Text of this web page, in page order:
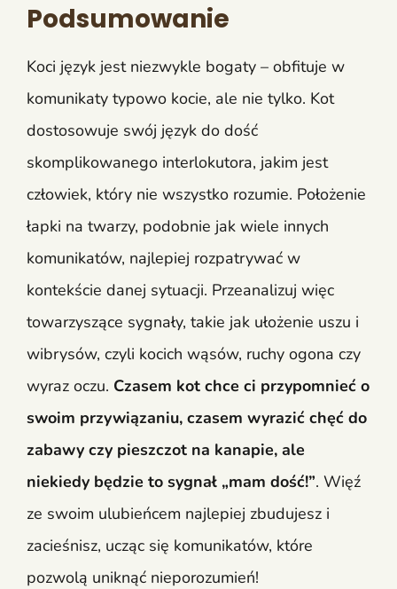
Podsumowanie
Koci język jest niezwykle bogaty – obfituje w
komunikaty typowo kocie, ale nie tylko. Kot
dostosowuje swój język do dość
skomplikowanego interlokutora, jakim jest
człowiek, który nie wszystko rozumie. Położenie
łapki na twarzy, podobnie jak wiele innych
komunikatów, najlepiej rozpatrywać w
kontekście danej sytuacji. Przeanalizuj więc
towarzyszące sygnały, takie jak ułożenie uszu i
wibrysów, czyli kocich wąsów, ruchy ogona czy
wyraz oczu. Czasem kot chce ci przypomnieć o
swoim przywiązaniu, czasem wyrazić chęć do
zabawy czy pieszczot na kanapie, ale
niekiedy będzie to sygnał „mam dość!”. Więź
ze swoim ulubieńcem najlepiej zbudujesz i
zacieśnisz, ucząc się komunikatów, które
pozwolą uniknąć nieporozumień!